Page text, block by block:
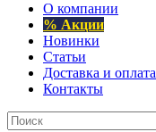
О компании
% Акции
Новинки
Статьи
Доставка и оплата
Контакты